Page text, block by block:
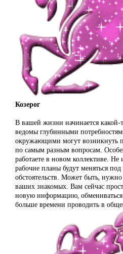
Козерог
В вашей жизни начинается
ведомы глубинными
окружающими могут возникнуть
по самым разным вопросам.
работаете в новом коллективе.
рабочие планы будут меняться
обстоятельств. Может быть,
ваших знакомых. Вам сейчас
новую информацию,
больше времени проводить в